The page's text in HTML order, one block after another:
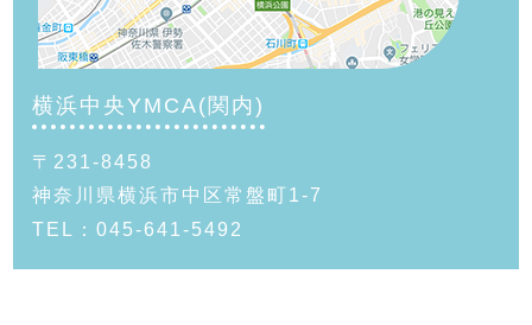
横浜中央YMCA(関内)
〒231-8458
神奈川県横浜市中区常盤町1-7
TEL：045-641-5492